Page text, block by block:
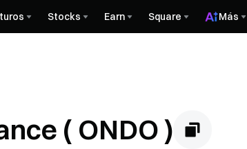
Stocks Earn Square Más
( ONDO )